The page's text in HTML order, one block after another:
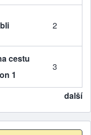
2
cestu
1
3
další